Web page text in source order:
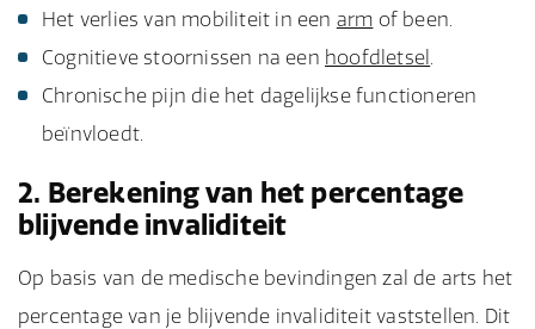
Het verlies van mobiliteit in een arm of been.
Cognitieve stoornissen na een hoofdletsel .
Chronische pijn die het dagelijkse functioneren
beïnvloedt.
2. Berekening van het percentage
blijvende invaliditeit
Op basis van de medische bevindingen zal de arts het
percentage van je blijvende invaliditeit vaststellen. Dit